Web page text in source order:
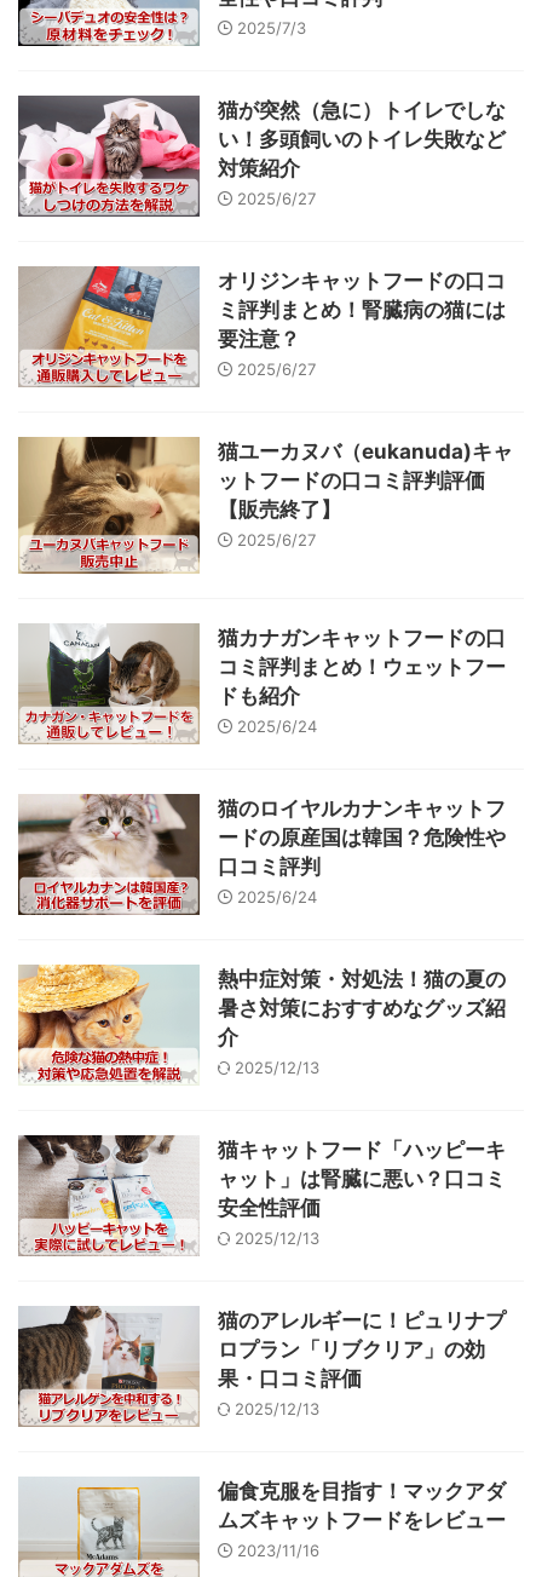
2025/7/3
猫が突然（急に）トイレでしな
い！多頭飼いのトイレ失敗など
対策紹介
2025/6/27
オリジンキャットフードの口コ
ミ評判まとめ！腎臓病の猫には
要注意？
2025/6/27
猫ユーカヌバ（eukanuda)キャ
ットフードの口コミ評判評価
【販売終了】
2025/6/27
猫カナガンキャットフードの口
コミ評判まとめ！ウェットフー
ドも紹介
2025/6/24
猫のロイヤルカナンキャットフ
ードの原産国は韓国？危険性や
口コミ評判
2025/6/24
熱中症対策・対処法！猫の夏の
暑さ対策におすすめなグッズ紹
介
2025/12/13
猫キャットフード「ハッピーキ
ャット」は腎臓に悪い？口コミ
安全性評価
2025/12/13
猫のアレルギーに！ピュリナプ
ロプラン「リブクリア」の効
果・口コミ評価
2025/12/13
偏食克服を目指す！マックアダ
ムズキャットフードをレビュー
2023/11/16